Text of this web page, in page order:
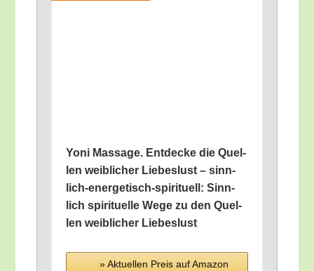
Yoni Mas­sa­ge. Ent­de­cke die Quel­
len weib­li­cher Lie­bes­lust – sinn­
lich-ener­ge­tisch-spi­ri­tu­ell: Sinn­
lich spi­ri­tu­el­le Wege zu den Quel­
len weib­li­cher Liebeslust
» Aktu­el­len Preis auf Ama­zon